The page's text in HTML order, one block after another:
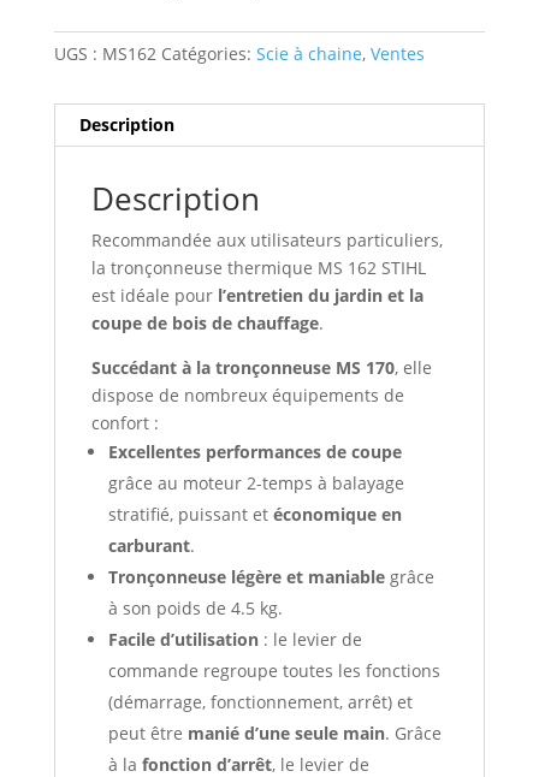
UGS : MS162 Catégories: Scie à chaine, Ventes
Description
Description
Recommandée aux utilisateurs particuliers,
la tronçonneuse thermique MS 162 STIHL
est idéale pour l’entretien du jardin et la
coupe de bois de chauffage.
Succédant à la tronçonneuse MS 170, elle
dispose de nombreux équipements de
confort :
Excellentes performances de coupe
grâce au moteur 2-temps à balayage
stratifié, puissant et économique en
carburant.
Tronçonneuse légère et maniablegrâce
à son poids de 4.5 kg.
Facile d’utilisation: le levier de
commande regroupe toutes les fonctions
(démarrage, fonctionnement, arrêt) et
peut être manié d’une seule main. Grâce
à la fonction d’arrêt, le levier de